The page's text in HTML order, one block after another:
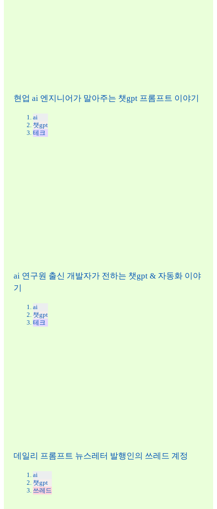
현업 ai 엔지니어가 말아주는 챗gpt 프롬프트 이야기
ai
챗gpt
테크
ai 연구원 출신 개발자가 전하는 챗gpt & 자동화 이야
기
ai
챗gpt
테크
데일리 프롬프트 뉴스레터 발행인의 쓰레드 계정
ai
챗gpt
쓰레드